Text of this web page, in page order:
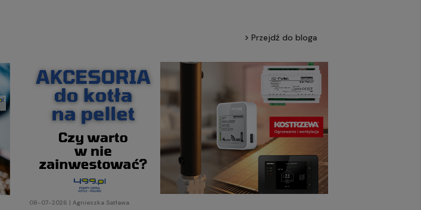
Przejdź do bloga
08-07-2026 | Agnieszka Satława